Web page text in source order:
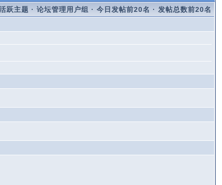
跃主题 ·论坛管理用户组 ·今日发帖前20名 · 发帖总数前20名